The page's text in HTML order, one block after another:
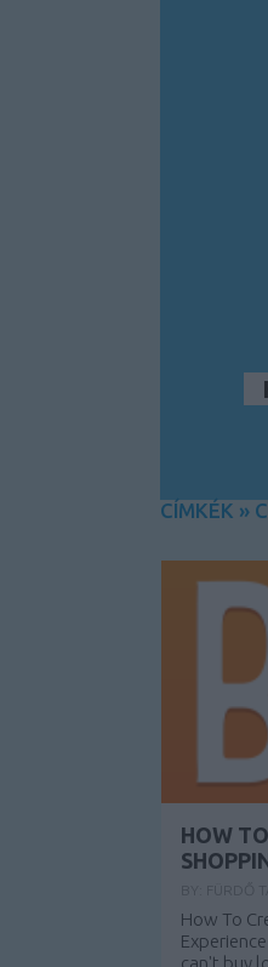
CÍMKÉK »
HOW
How To
can't buy